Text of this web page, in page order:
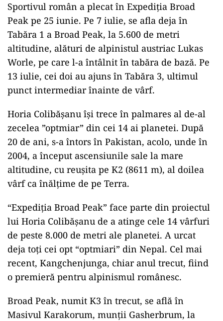
Sportivul român a plecat în Expediţia Broad
Peak pe 25 iunie. Pe 7 iulie, se afla deja în
Tabăra 1 a Broad Peak, la 5.600 de metri
altitudine, alături de alpinistul austriac Lukas
Worle, pe care l-a întâlnit în tabăra de bază. Pe
13 iulie, cei doi au ajuns în Tabăra 3, ultimul
punct intermediar înainte de vârf.
Horia Colibăşanu îşi trece în palmares al de-al
zecelea ”optmiar” din cei 14 ai planetei. După
20 de ani, s-a întors în Pakistan, acolo, unde în
2004, a început ascensiunile sale la mare
altitudine, cu reuşita pe K2 (8611 m), al doilea
vârf ca înălţime de pe Terra.
“Expediţia Broad Peak” face parte din proiectul
lui Horia Colibăşanu de a atinge cele 14 vârfuri
de peste 8.000 de metri ale planetei. A urcat
deja toţi cei opt “optmiari” din Nepal. Cel mai
recent, Kangchenjunga, chiar anul trecut, fiind
o premieră pentru alpinismul românesc.
Broad Peak, numit K3 în trecut, se află în
Masivul Karakorum, munţii Gasherbrum, la